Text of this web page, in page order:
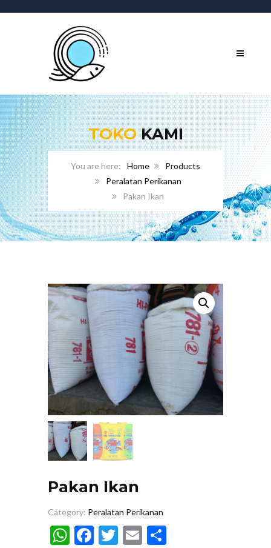
TOKOKAMI
Home
Products
Peralatan Perikanan
Pakan Ikan
Pakan Ikan
Category: Peralatan Perikanan
WhatsApp
Facebook
Twitter
Email